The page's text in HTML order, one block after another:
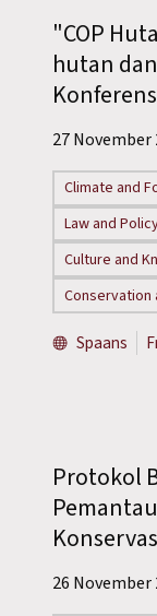
"COP
hutan
27 November
Climate and
Law and
Culture and
Conservation
Spaans
Protokol
26 November